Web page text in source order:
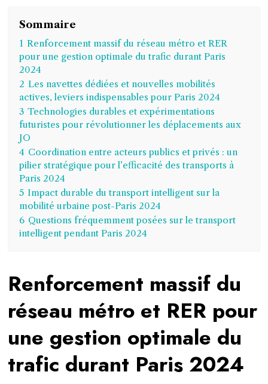
Sommaire
1 Renforcement massif du réseau métro et RER
pour une gestion optimale du trafic durant Paris
2024
2 Les navettes dédiées et nouvelles mobilités
actives, leviers indispensables pour Paris 2024
3 Technologies durables et expérimentations
futuristes pour révolutionner les déplacements aux
JO
4 Coordination entre acteurs publics et privés : un
pilier stratégique pour l’efficacité des transports à
Paris 2024
5 Impact durable du transport intelligent sur la
mobilité urbaine post-Paris 2024
6 Questions fréquemment posées sur le transport
intelligent pendant Paris 2024
Renforcement massif du
réseau métro et RER pour
une gestion optimale du
trafic durant Paris 2024